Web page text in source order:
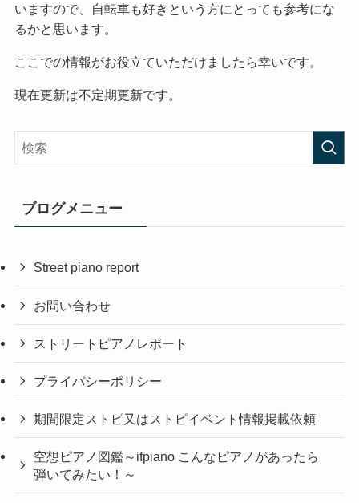
いますので、自転車も好きという方にとっても参考にな
るかと思います。
ここでの情報がお役立ていただけましたら幸いです。
現在更新は不定期更新です。
ブログメニュー
Street piano report
お問い合わせ
ストリートピアノレポート
プライバシーポリシー
期間限定ストピ又はストピイベント情報掲載依頼
空想ピアノ図鑑～ifpiano こんなピアノがあったら
弾いてみたい！～